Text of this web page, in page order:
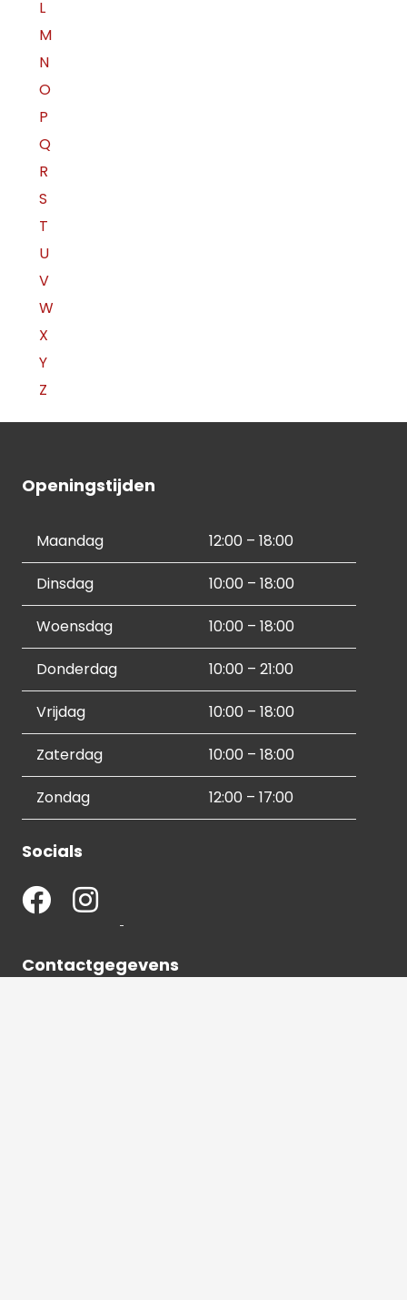
L
M
N
O
P
Q
R
S
T
U
V
W
X
Y
Z
Openingstijden
Maandag 12:00 – 18:00
Dinsdag 10:00 – 18:00
Woensdag 10:00 – 18:00
Donderdag 10:00 – 21:00
Vrijdag 10:00 – 18:00
Zaterdag 10:00 – 18:00
Zondag 12:00 – 17:00
Socials
Contactgegevens